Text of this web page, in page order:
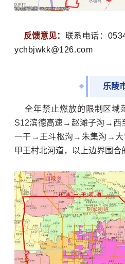
反馈意见： 联系电话：
ychbjwkk@126.com
乐陵
全年禁止燃放的限制区域
S12滨德高速→赵滩子沟→西
一干→王斗枢沟→朱集沟→
甲王村北河道，以上边界围合